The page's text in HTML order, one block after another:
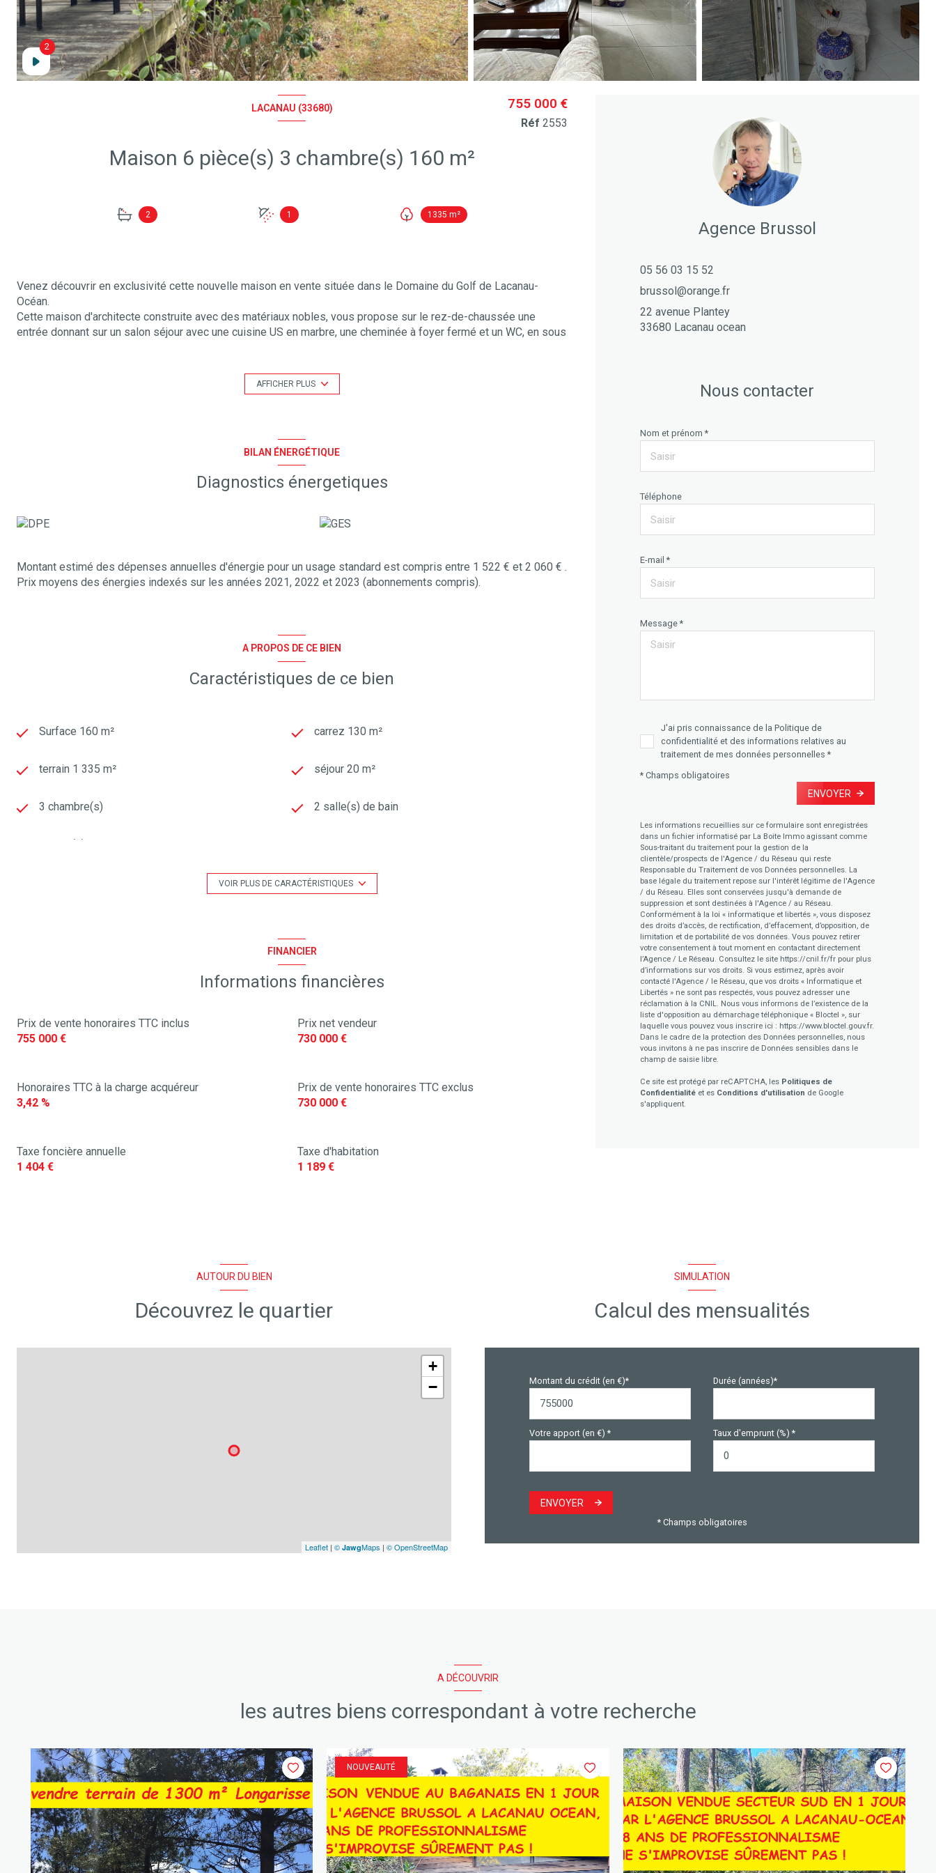
2
LACANAU (33680)
Maison 6 pièce(s) 3 chambre(s) 160 m²
2 1 1335 m²
755 000 €
Réf 2553
Venez découvrir en exclusivité cette nouvelle maison en vente située dans le Domaine du Golf de Lacanau-
Océan.
Cette maison d'architecte construite avec des matériaux nobles, vous propose sur le rez-de-chaussée une
entrée donnant sur un salon séjour avec une cuisine US en marbre, une cheminée à foyer fermé et un WC, en sous
coin nuit ou bureau donnant sur une mezzanine, une douche avec WC desservant les deux autres chambres.
Le PLU de la commune autorise une nouvelle construction sur la parcelle.
AFFICHER PLUS
BILAN ÉNERGÉTIQUE
Diagnostics énergetiques
Montant estimé des dépenses annuelles d'énergie pour un usage standard est compris entre 1 522 € et 2 060 € .
Prix moyens des énergies indexés sur les années 2021, 2022 et 2023 (abonnements compris).
A PROPOS DE CE BIEN
Caractéristiques de ce bien
Surface 160 m² carrez 130 m²
terrain 1 335 m² séjour 20 m²
3 chambre(s) 2 salle(s) de bain
1 salle(s) d'eau
Chauffage individuel : air pulsé (electrique)
1 niveau(x)
VOIR PLUS DE CARACTÉRISTIQUES
FINANCIER
Informations financières
Prix de vente honoraires TTC inclus
755 000 €
Prix net vendeur
730 000 €
Prix de vente honoraires TTC exclus
730 000 €
Honoraires TTC à la charge acquéreur
3,42 %
Taxe foncière annuelle
1 404 €
Taxe d'habitation
1 189 €
Agence Brussol
05 56 03 15 52
brussol@orange.fr
22 avenue Plantey
33680 Lacanau ocean
Nous contacter
Nom et prénom *
Téléphone
E-mail *
Message *
J'ai pris connaissance de la Politique de
confidentialité et des informations relatives au
traitement de mes données personnelles *
* Champs obligatoires
ENVOYER
Les informations recueillies sur ce formulaire sont enregistrées
dans un fichier informatisé par La Boite Immo agissant comme
Sous-traitant du traitement pour la gestion de la
clientèle/prospects de l'Agence / du Réseau qui reste
Responsable du Traitement de vos Données personnelles. La
base légale du traitement repose sur l'intérêt légitime de l'Agence
/ du Réseau. Elles sont conservées jusqu'à demande de
suppression et sont destinées à l'Agence / au Réseau.
Conformément à la loi « informatique et libertés », vous disposez
des droits d’accès, de rectification, d’effacement, d’opposition, de
limitation et de portabilité de vos données. Vous pouvez retirer
votre consentement à tout moment en contactant directement
l’Agence / Le Réseau. Consultez le site https://cnil.fr/frpour plus
d’informations sur vos droits. Si vous estimez, après avoir
contacté l'Agence / le Réseau, que vos droits « Informatique et
Libertés » ne sont pas respectés, vous pouvez adresser une
réclamation à la CNIL. Nous vous informons de l’existence de la
liste d'opposition au démarchage téléphonique « Bloctel », sur
laquelle vous pouvez vous inscrire ici : https://www.bloctel.gouv.fr.
Dans le cadre de la protection des Données personnelles, nous
vous invitons à ne pas inscrire de Données sensibles dans le
champ de saisie libre.
Ce site est protégé par reCAPTCHA, les Politiques de
Confidentialitéet es Conditions d'utilisation de Google
s'appliquent.
AUTOUR DU BIEN
Découvrez le quartier
+
−
Leaflet | © JawgMaps | © OpenStreetMap
SIMULATION
Calcul des mensualités
Montant du crédit (en €)* Durée (années)*
Votre apport (en €) * Taux d'emprunt (%) *
ENVOYER
* Champs obligatoires
A DÉCOUVRIR
les autres biens correspondant à votre recherche
NOUVEAUTÉ